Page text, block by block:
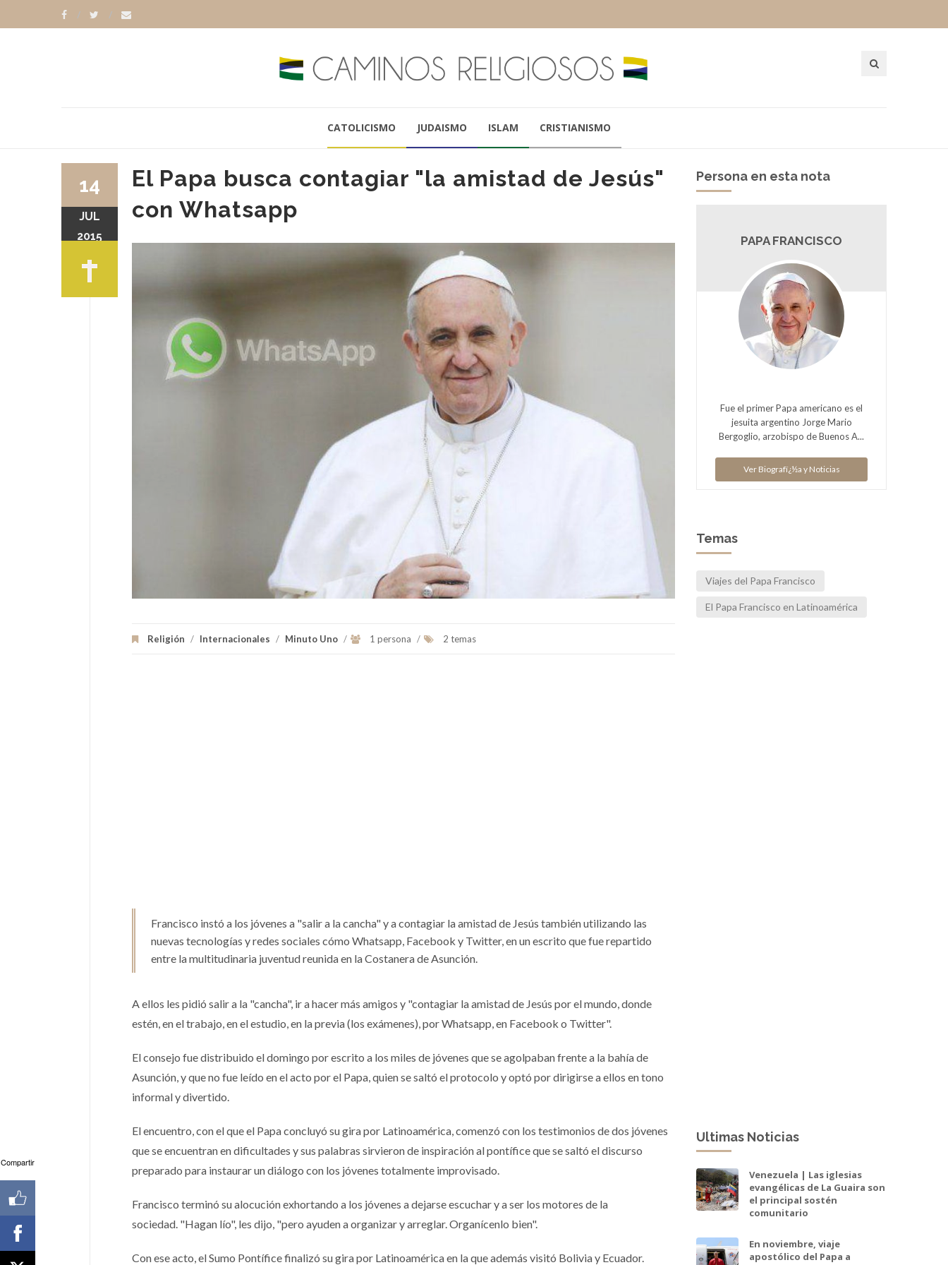
CATOLICISMO JUDAISMO ISLAM CRISTIANISMO
El Papa busca contagiar "la amistad de Jesús"
con Whatsapp
Religión / Internacionales / Minuto Uno / 1 persona / 2 temas
14
JUL
2015
Francisco instó a los jóvenes a "salir a la cancha" y a contagiar la amistad de Jesús también utilizando las
nuevas tecnologías y redes sociales cómo Whatsapp, Facebook y Twitter, en un escrito que fue repartido
entre la multitudinaria juventud reunida en la Costanera de Asunción.
A ellos les pidió salir a la "cancha", ir a hacer más amigos y "contagiar la amistad de Jesús por el mundo, donde
estén, en el trabajo, en el estudio, en la previa (los exámenes), por Whatsapp, en Facebook o Twitter".
El consejo fue distribuido el domingo por escrito a los miles de jóvenes que se agolpaban frente a la bahía de
Asunción, y que no fue leído en el acto por el Papa, quien se saltó el protocolo y optó por dirigirse a ellos en tono
informal y divertido.
El encuentro, con el que el Papa concluyó su gira por Latinoamérica, comenzó con los testimonios de dos jóvenes
que se encuentran en dificultades y sus palabras sirvieron de inspiración al pontífice que se saltó el discurso
preparado para instaurar un diálogo con los jóvenes totalmente improvisado.
Francisco terminó su alocución exhortando a los jóvenes a dejarse escuchar y a ser los motores de la
sociedad. "Hagan lío", les dijo, "pero ayuden a organizar y arreglar. Organícenlo bien".
Con ese acto, el Sumo Pontífice finalizó su gira por Latinoamérica en la que además visitó Bolivia y Ecuador.
Persona en esta nota
PAPA FRANCISCO
Fue el primer Papa americano es el
jesuita argentino Jorge Mario
Bergoglio, arzobispo de Buenos A...
Ver Biografï¿½a y Noticias
Temas
Viajes del Papa Francisco
El Papa Francisco en Latinoamérica
Ultimas Noticias
Venezuela | Las iglesias
evangélicas de La Guaira son
el principal sostén
comunitario
En noviembre, viaje
apostólico del Papa a
Compartir